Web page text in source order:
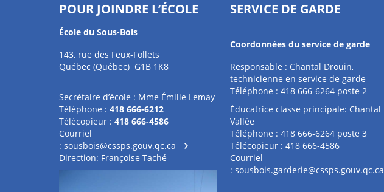
POUR JOINDRE L’ÉCOLE
École du Sous-Bois
143, rue des Feux-Follets
Québec (Québec) G1B 1K8
Secrétaire d’école : Mme Émilie Lemay
Téléphone : 418 666-6212
Télécopieur : 418 666-4586
Courriel
: sousbois@cssps.gouv.qc.ca
Direction: Françoise Taché
SERVICE DE GARDE
Coordonnées du service de garde
Responsable : Chantal Drouin,
technicienne en service de garde
Téléphone : 418 666-6264 poste 2
Éducatrice classe principale: Chantal
Vallée
Téléphone : 418 666-6264 poste 3
Télécopieur : 418 666-4586
Courriel
: sousbois.garderie@cssps.gouv.qc.ca